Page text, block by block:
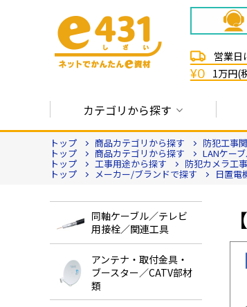
営業日
¥0 1万円(
カテゴリから探す
トップ 商品カテゴリから探す 防犯工事
トップ 商品カテゴリから探す LANケー
トップ 工事用途から探す 防犯カメラ工事
トップ メーカー/ブランドで探す 日置電
同軸ケーブル／テレビ
用接栓／関連工具
アンテナ・取付金具・
ブースター／CATV部材
類